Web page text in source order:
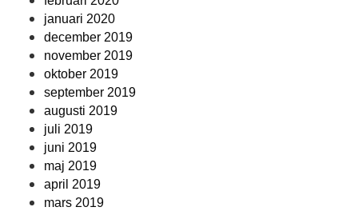
januari 2020
december 2019
november 2019
oktober 2019
september 2019
augusti 2019
juli 2019
juni 2019
maj 2019
april 2019
mars 2019